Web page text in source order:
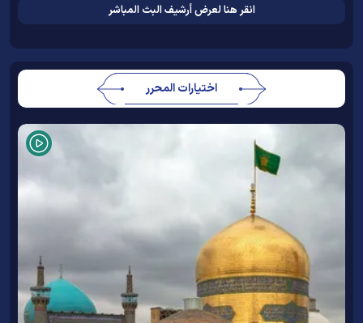
انقر هنا لعرض أرشيف البث المباشر
اختيارات المحرر